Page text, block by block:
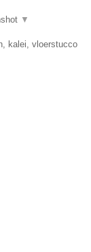
▼
kalei, vloerstucco